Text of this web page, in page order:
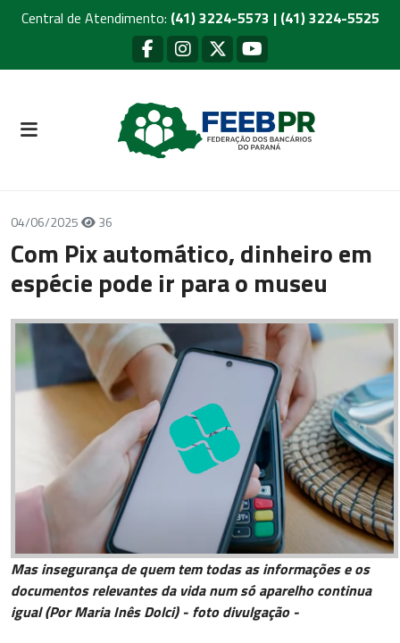
Central de Atendimento: (41) 3224-5573 | (41) 3224-5525
04/06/2025 36
Com Pix automático, dinheiro em
espécie pode ir para o museu
Mas insegurança de quem tem todas as informações e os
documentos relevantes da vida num só aparelho continua
igual (Por Maria Inês Dolci) - foto divulgação -